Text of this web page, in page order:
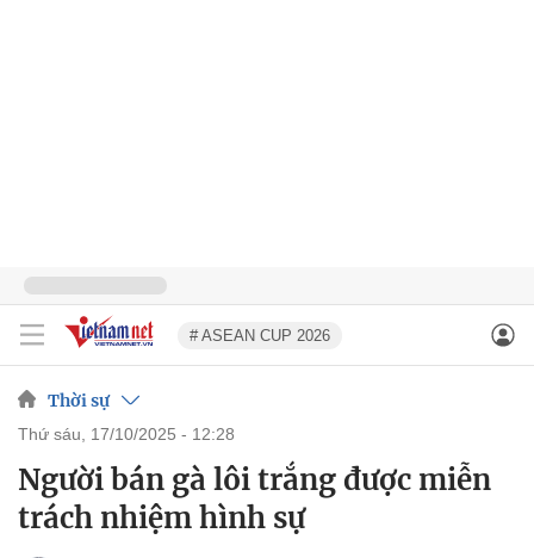
# ASEAN CUP 2026
Thời sự
thứ sáu, 17/10/2025 - 12:28
Người bán gà lôi trắng được miễn
trách nhiệm hình sự